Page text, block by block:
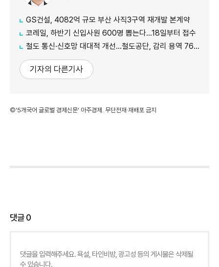
GS건설, 4082억 규모 부산 사직3구역 재개발 본계약
코레일, 하반기 신입사원 600명 뽑는다…18일부터 접수
철도 통신·신호망 대대적 개선…철도공단, 감리 용역 761억원 발주
기자의 다른기사
©'5개국어 글로벌 경제신문' 아주경제. 무단전재·재배포 금지
댓글0